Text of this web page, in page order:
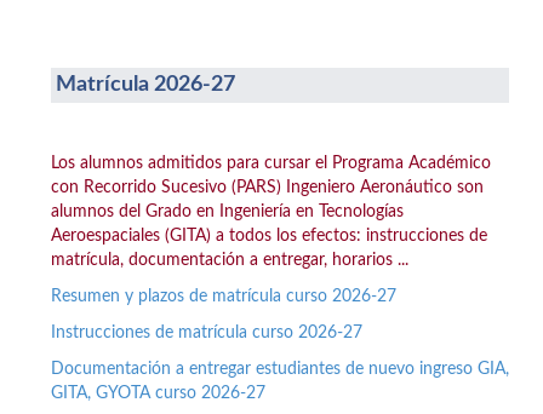
Matrícula 2026-27
Los alumnos admitidos para cursar el Programa Académico
con Recorrido Sucesivo (PARS) Ingeniero Aeronáutico son
alumnos del Grado en Ingeniería en Tecnologías
Aeroespaciales (GITA) a todos los efectos: instrucciones de
matrícula, documentación a entregar, horarios ...
Resumen y plazos de matrícula curso 2026-27
Instrucciones de matrícula curso 2026-27
Documentación a entregar estudiantes de nuevo ingreso GIA,
GITA, GYOTA curso 2026-27